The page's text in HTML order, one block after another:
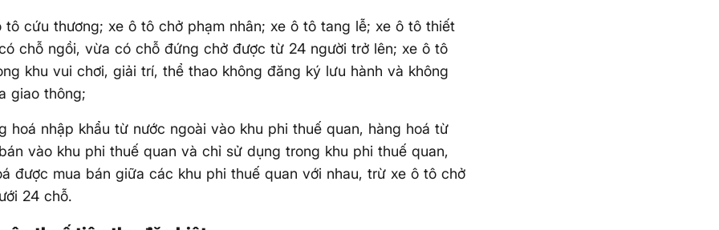
tô cứu thương; xe ô tô chở phạm nhân; xe ô tô tang lễ; xe ô tô thiết
chỗ ngồi, vừa có chỗ đứng chở được từ 24 người trở lên; xe ô tô
khu vui chơi, giải trí, thể thao không đăng ký lưu hành và không
giao thông;
hoá nhập khẩu từ nước ngoài vào khu phi thuế quan, hàng hoá từ
vào khu phi thuế quan và chỉ sử dụng trong khu phi thuế quan,
được mua bán giữa các khu phi thuế quan với nhau, trừ xe ô tô chở
24 chỗ.